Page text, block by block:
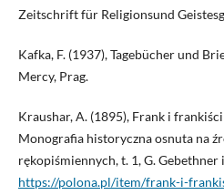
Zeitschrift für Religionsund
Kafka, F. (1937), Tagebücher und
Mercy, Prag.
Kraushar, A. (1895), Frank i
Monografia historyczna osnuta na
rękopiśmiennych, t. 1, G. Gebethner
https://polona.pl/item/frank-i-